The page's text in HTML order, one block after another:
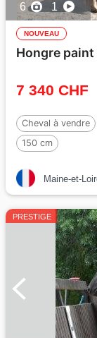
6 1
NOUVEAU
Hongre
7 340 CHF
Cheval à vendre
150 cm
Maine-et-
PRESTIGE